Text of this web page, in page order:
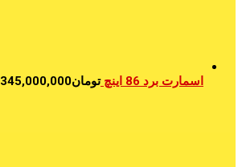
اسمارت برد 86 اینچ تومان345,000,000